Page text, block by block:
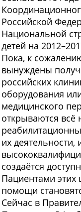
Российской
Национальной
детей на
Пока, к
вынуждены
российских
оборудования
медицинского
открываются
их деятельности,
создаётся
Пациентами этих
помощи
Сейчас в